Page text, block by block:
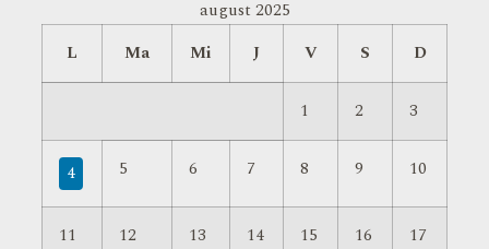
august 2025
L
Ma Mi J V S D
1 2 3
4 5 6 7 8 9 10
11 12 13 14 15 16 17